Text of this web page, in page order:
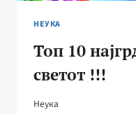
НЕУКА
Топ 10
светот !!!
Неука